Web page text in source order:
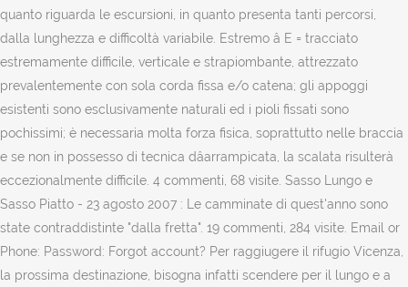
quanto riguarda le escursioni, in quanto presenta tanti percorsi,
dalla lunghezza e difficoltà variabile. Estremo â E = tracciato
estremamente difficile, verticale e strapiombante, attrezzato
prevalentemente con sola corda fissa e/o catena; gli appoggi
esistenti sono esclusivamente naturali ed i pioli fissati sono
pochissimi; è necessaria molta forza fisica, soprattutto nelle braccia
e se non in possesso di tecnica dâarrampicata, la scalata risulterà
eccezionalmente difficile. 4 commenti, 68 visite. Sasso Lungo e
Sasso Piatto - 23 agosto 2007 : Le camminate di quest'anno sono
state contraddistinte "dalla fretta". 19 commenti, 284 visite. Email or
Phone: Password: Forgot account? Per raggiugere il rifugio Vicenza,
la prossima destinazione, bisogna infatti scendere per il lungo e a